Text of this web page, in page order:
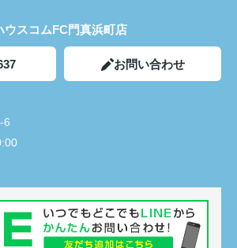
ウスコムFC門真浜町店
お問い合わせ
6